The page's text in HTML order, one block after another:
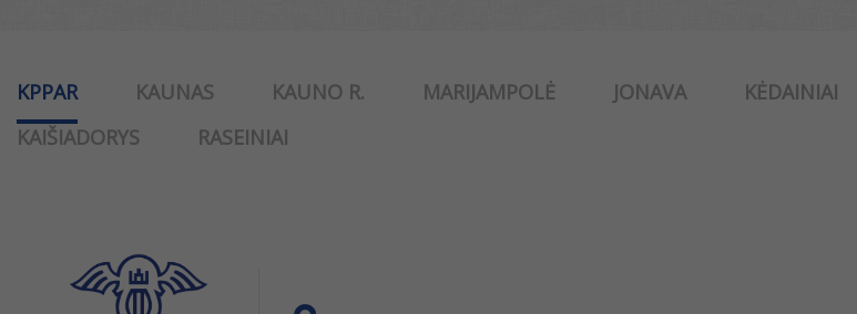
KPPAR KAUNAS KAUNO R. MARIJAMPOLĖ JONAVA KĖDAINIAI
KAIŠIADORYS
RASEINIAI